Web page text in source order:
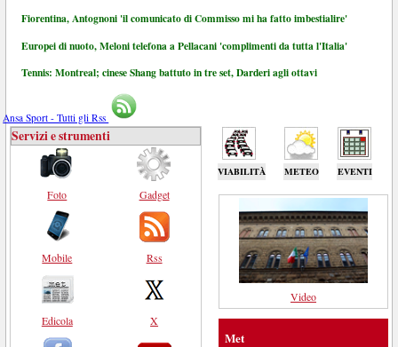
Fiorentina, Antognoni 'il comunicato di Commisso mi ha fatto imbestialire'
Europei di nuoto, Meloni telefona a Pellacani 'complimenti da tutta l'Italia'
Tennis: Montreal; cinese Shang battuto in tre set, Darderi agli ottavi
Ansa Sport - Tutti gli Rss
VIABILITÀ METEO EVENTI
Servizi e strumenti
Foto
Mobile
Edicola
Gadget
Rss
X
Video
Met